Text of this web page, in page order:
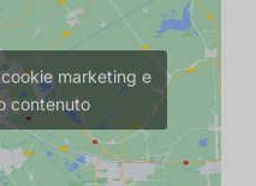
marketing e
contenuto